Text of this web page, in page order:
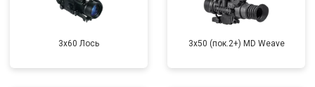
3x60 Лось 3x50 (пок.2+) MD Weave